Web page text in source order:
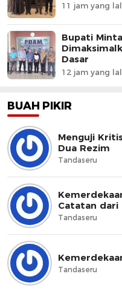
11 jam yang
Bupati
Dasar
12 jam yang
BUAH PIKIR
Menguji
Dua Rezim
Tandaseru
Catatan dari
Tandaseru
Tandaseru